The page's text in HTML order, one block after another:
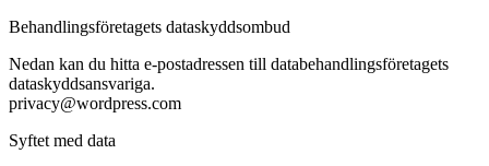
Behandlingsföretagets dataskyddsombud
Nedan kan du hitta e-postadressen till databehandlingsföretagets
dataskyddsansvariga.
privacy@wordpress.com
Syftet med data